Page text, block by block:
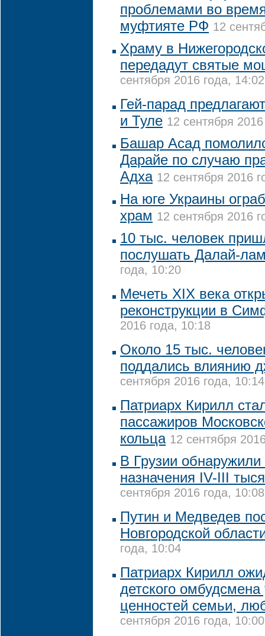
проблемами во
муфтияте РФ 12
Храму в
передадут святые
сентября 2016 года, 14:02
Гей-парад
и Туле 12 сентября
Башар Асад
Дарайе по случаю
Адха 12 сентября 2016
На юге Украины
храм 12 сентября 2016
10 тыс. человек
послушать Далай-
года, 10:20
Мечеть XIX века
реконструкции в
2016 года, 10:18
Около 15 тыс.
поддались влиянию
сентября 2016 года, 10:14
Патриарх Кирилл
пассажиров
кольца 12 сентября
В Грузии обнаружили
назначения IV-III
сентября 2016 года, 10:08
Путин и Медведев
Новгородской
года, 10:04
Патриарх Кирилл
детского
ценностей семьи,
сентября 2016 года, 10:00